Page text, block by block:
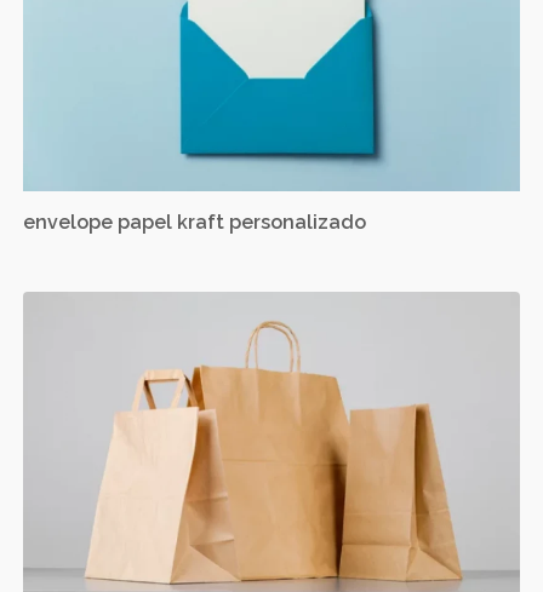
envelope papel kraft personalizado